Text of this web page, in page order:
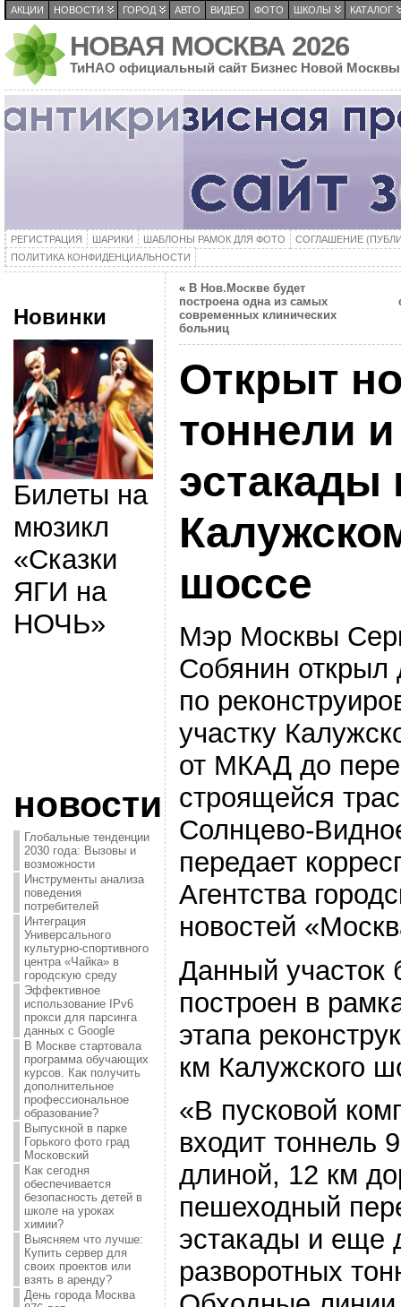
АКЦИИ НОВОСТИ ГОРОД АВТО ВИДЕО ФОТО ШКОЛЫ КАТАЛОГ
НОВАЯ МОСКВА 2026
ТиНАО официальный сайт Бизнес Новой Москвы
РЕГИСТРАЦИЯ ШАРИКИ ШАБЛОНЫ РАМОК ДЛЯ ФОТО
СОГЛАШЕНИЕ
ПОЛИТИКА КОНФИДЕНЦИАЛЬНОСТИ
Новинки
Билеты на
мюзикл
«Сказки
ЯГИ на
НОЧЬ»
новости
Глобальные тенденции
2030 года: Вызовы и
возможности
Инструменты анализа
поведения
потребителей
Интеграция
Универсального
культурно-спортивного
центра «Чайка» в
городскую среду
Эффективное
использование IPv6
прокси для парсинга
данных с Google
В Москве стартовала
программа обучающих
курсов. Как получить
дополнительное
профессиональное
образование?
Выпускной в парке
Горького фото град
Московский
Как сегодня
обеспечивается
безопасность детей в
школе на уроках
химии?
Выясняем что лучше:
Купить сервер для
своих проектов или
взять в аренду?
День города Москва
« В Нов.Москве будет
построена одна из самых
современных клинических
больниц
Открыт
тоннели и
эстакады
шоссе
Мэр Москвы
Собянин открыл
по
участку
от МКАД до
строящейся
Солнцево-
передает
Агентства
новостей
Данный участок
построен в
этапа
км Калужского
«В пусковой
входит тоннель
длиной, 12 км
пешеходный
эстакады и еще
разворотных